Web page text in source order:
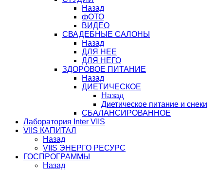
Назад
фОТО
ВИДЕО
СВАДЕБНЫЕ САЛОНЫ
Назад
ДЛЯ НЕЕ
ДЛЯ НЕГО
ЗДОРОВОЕ ПИТАНИЕ
Назад
ДИЕТИЧЕСКОЕ
Назад
Диетическое питание и снеки
СБАЛАНСИРОВАННОЕ
Лаборатория Inter VIIS
VIIS КАПИТАЛ
Назад
VIIS ЭНЕРГО РЕСУРС
ГОСПРОГРАММЫ
Назад